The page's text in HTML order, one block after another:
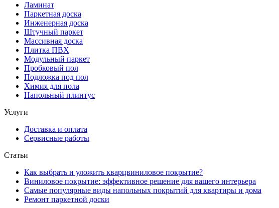
Ламинат
Паркетная доска
Инженерная доска
Штучный паркет
Массивная доска
Плитка ПВХ
Модульный паркет
Пробковый пол
Подложка под пол
Химия для пола
Напольный плинтус
Услуги
Доставка и оплата
Сервисные работы
Статьи
Как выбрать и уложить кварцвиниловое покрытие?
Виниловое покрытие: эффективное решение для вашего интерьера
Самые популярные виды напольных покрытий для квартиры и дома
Ремонт паркетной доски